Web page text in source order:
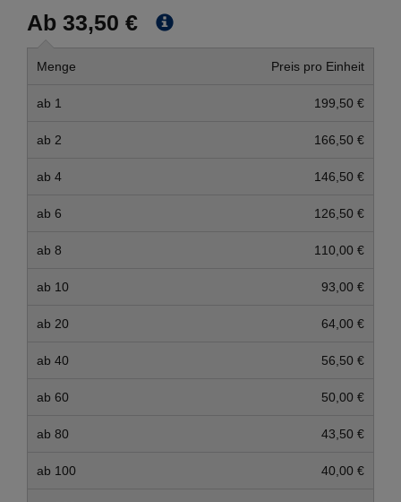
Ab 33,50 €
Menge Preis pro Einheit
ab 1 199,50 €
ab 2 166,50 €
ab 4 146,50 €
ab 6 126,50 €
ab 8 110,00 €
ab 10 93,00 €
ab 20 64,00 €
ab 40 56,50 €
ab 60 50,00 €
ab 80 43,50 €
ab 100 40,00 €